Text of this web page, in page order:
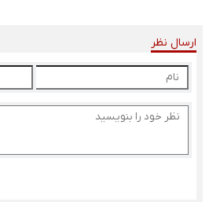
ارسال نظر